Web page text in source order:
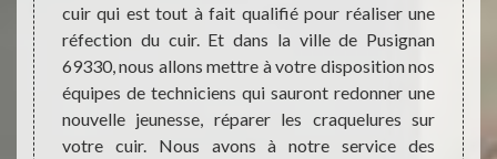
&
une
le
pour
de
cuir qui est tout à fait qualifié pour réaliser une
réfection du cuir. Et dans la ville de Pusignan
69330, nous allons mettre à votre disposition nos
équipes de techniciens qui sauront redonner une
nouvelle jeunesse, réparer les craquelures sur
votre cuir. Nous avons à notre service des
forés